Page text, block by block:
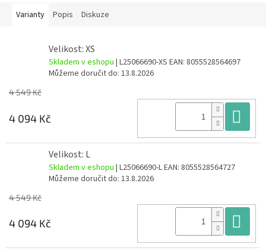
Varianty Popis Diskuze
Velikost: XS
Skladem v eshopu | L25066690-XS EAN: 8055528564697
Můžeme doručit do: 13.8.2026
4 549 Kč
4 094 Kč
Velikost: L
Skladem v eshopu | L25066690-LEAN: 8055528564727
Můžeme doručit do: 13.8.2026
4 549 Kč
4 094 Kč